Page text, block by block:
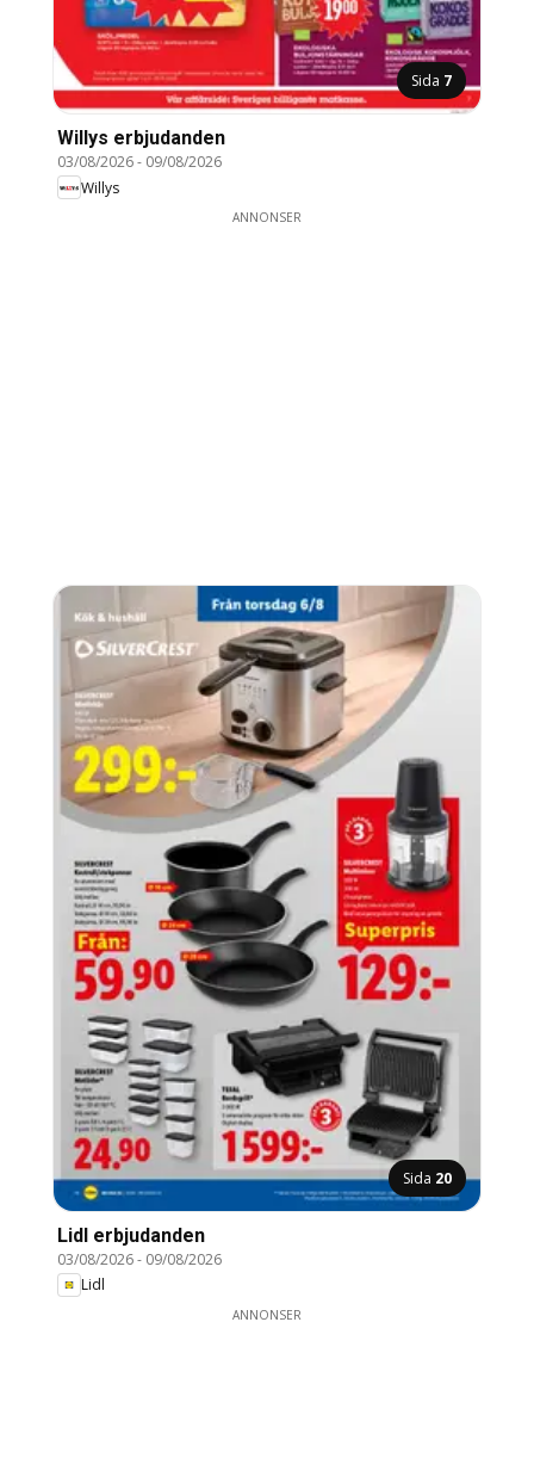
Sida 7
Willys erbjudanden
03/08/2026- 09/08/2026
Willys
ANNONSER
Sida 20
Lidl erbjudanden
03/08/2026- 09/08/2026
Lidl
ANNONSER